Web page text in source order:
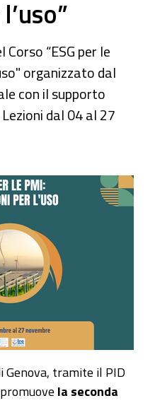
Corso “ESG per le
organizzato dal
con il supporto
dal 04 al 27
Genova, tramite il PID
la seconda